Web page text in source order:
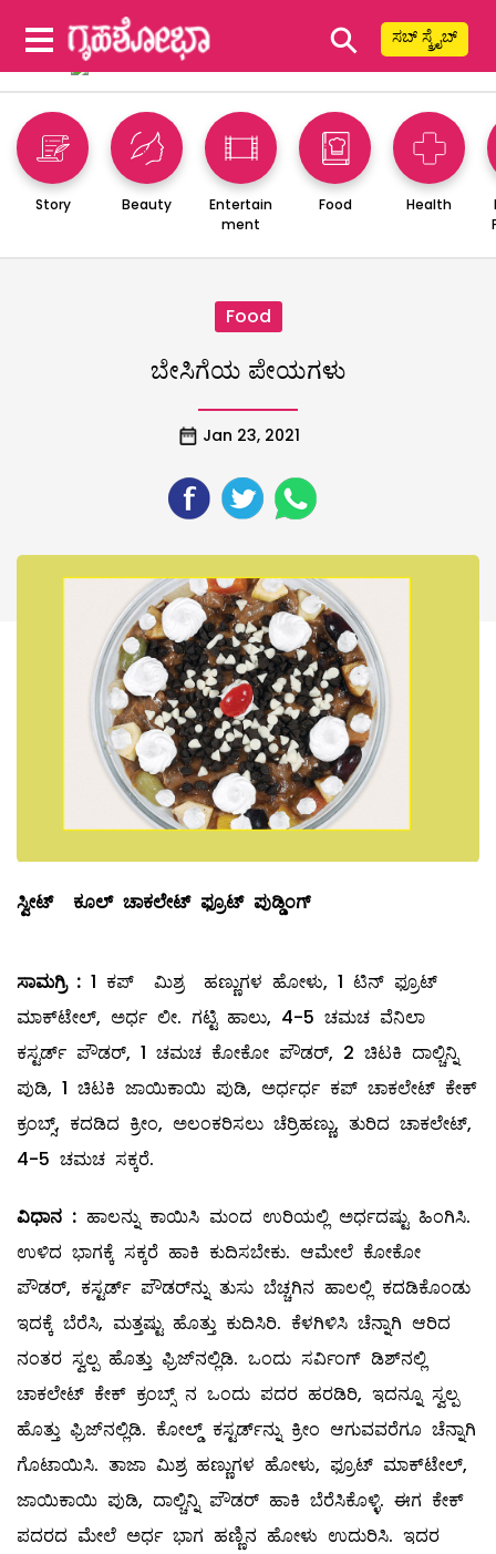
⚲ ಸಬ್ ಸ್ಕ್ರೈಬ್
Story Beauty
Entertain
ment
Food Health
Food
ಬೇಸಿಗೆಯ ಪೇಯಗಳು
Jan 23, 2021
ಸ್ವೀಟ್‌ ಕೂಲ್ ಚಾಕಲೇಟ್‌ ಫ್ರೂಟ್‌ ಪುಡ್ಡಿಂಗ್‌
ಸಾಮಗ್ರಿ: 1 ಕಪ್‌ ಮಿಶ್ರ ಹಣ್ಣುಗಳ ಹೋಳು, 1 ಟಿನ್‌ ಫ್ರೂಟ್‌
ಮಾಕ್‌ಟೇಲ್‌, ಅರ್ಧ ಲೀ. ಗಟ್ಟಿ ಹಾಲು, 4-5 ಚಮಚ ವೆನಿಲಾ
ಕಸ್ಟರ್ಡ್‌ ಪೌಡರ್‌, 1 ಚಮಚ ಕೋಕೋ ಪೌಡರ್‌, 2 ಚಿಟಕಿ ದಾಲ್ಚಿನ್ನಿ
ಪುಡಿ, 1 ಚಿಟಕಿ ಜಾಯಿಕಾಯಿ ಪುಡಿ, ಅರ್ಧರ್ಧ ಕಪ್‌ ಚಾಕಲೇಟ್ ಕೇಕ್‌
ಕ್ರಂಬ್ಸ್, ಕದಡಿದ ಕ್ರೀಂ, ಅಲಂಕರಿಸಲು ಚೆರ್ರಿಹಣ್ಣು, ತುರಿದ ಚಾಕಲೇಟ್‌,
4-5 ಚಮಚ ಸಕ್ಕರೆ.
ವಿಧಾನ : ಹಾಲನ್ನು ಕಾಯಿಸಿ ಮಂದ ಉರಿಯಲ್ಲಿ ಅರ್ಧದಷ್ಟು ಹಿಂಗಿಸಿ.
ಉಳಿದ ಭಾಗಕ್ಕೆ ಸಕ್ಕರೆ ಹಾಕಿ ಕುದಿಸಬೇಕು. ಆಮೇಲೆ ಕೋಕೋ
ಪೌಡರ್‌, ಕಸ್ಟರ್ಡ್‌ ಪೌಡರ್‌ನ್ನು ತುಸು ಬೆಚ್ಚಗಿನ ಹಾಲಲ್ಲಿ ಕದಡಿಕೊಂಡು
ಇದಕ್ಕೆ ಬೆರೆಸಿ, ಮತ್ತಷ್ಟು ಹೊತ್ತು ಕುದಿಸಿರಿ. ಕೆಳಗಿಳಿಸಿ ಚೆನ್ನಾಗಿ ಆರಿದ
ನಂತರ ಸ್ವಲ್ಪ ಹೊತ್ತು ಫ್ರಿಜ್‌ನಲ್ಲಿಡಿ. ಒಂದು ಸರ್ವಿಂಗ್‌ ಡಿಶ್‌ನಲ್ಲಿ
ಚಾಕಲೇಟ್‌ ಕೇಕ್‌ ಕ್ರಂಬ್ಸ್ ನ ಒಂದು ಪದರ ಹರಡಿರಿ, ಇದನ್ನೂ ಸ್ವಲ್ಪ
ಹೊತ್ತು ಫ್ರಿಜ್‌ನಲ್ಲಿಡಿ. ಕೋಲ್ಡ್ ಕಸ್ಟರ್ಡ್‌ನ್ನು ಕ್ರೀಂ ಆಗುವವರೆಗೂ ಚೆನ್ನಾಗಿ
ಗೊಟಾಯಿಸಿ. ತಾಜಾ ಮಿಶ್ರ ಹಣ್ಣುಗಳ ಹೋಳು, ಫ್ರೂಟ್‌ ಮಾಕ್‌ಟೇಲ್,
ಜಾಯಿಕಾಯಿ ಪುಡಿ, ದಾಲ್ಚಿನ್ನಿ ಪೌಡರ್‌ ಹಾಕಿ ಬೆರೆಸಿಕೊಳ್ಳಿ. ಈಗ ಕೇಕ್‌
ಪದರದ ಮೇಲೆ ಅರ್ಧ ಭಾಗ ಹಣ್ಣಿನ ಹೋಳು ಉದುರಿಸಿ. ಇದರ